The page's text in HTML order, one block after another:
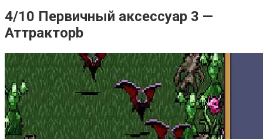
4/10 Первичный аксессуар 3 —
Аттракторb